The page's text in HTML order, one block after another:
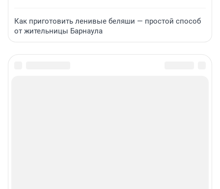
Как приготовить ленивые беляши — простой способ
от жительницы Барнаула